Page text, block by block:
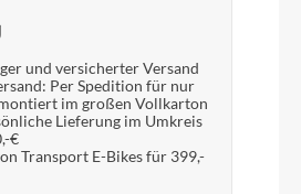
und versicherter Versand
Per Spedition für nur
im großen Vollkarton
Lieferung im Umkreis
€
Transport E-Bikes für 399,-